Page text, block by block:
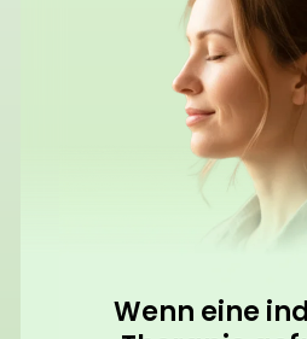
Wenn eine